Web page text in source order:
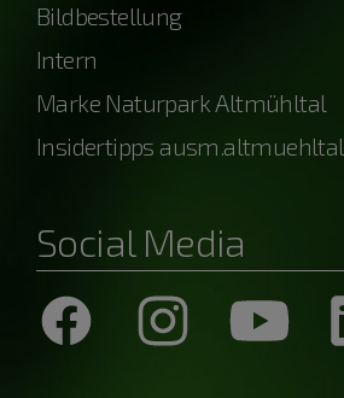
Bildbestellung
Intern
Marke Naturpark Altmühltal
Insidertipps ausm.altmuehltal
Social Media